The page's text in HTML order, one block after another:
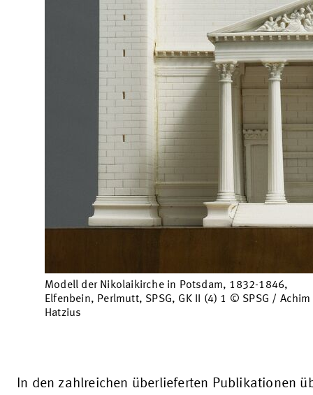
Modell der Nikolaikirche in Potsdam, 1832-1846,
Elfenbein, Perlmutt, SPSG, GK II (4) 1 © SPSG / Achim
Hatzius
In den zahlreichen überlieferten Publikationen